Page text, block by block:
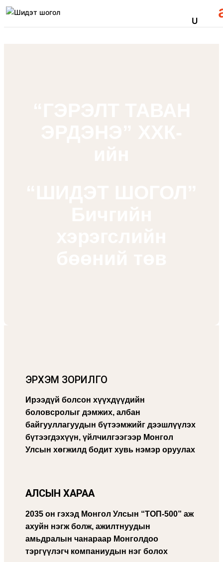
ЭРХЭМ ЗОРИЛГО
Ирээдүй болсон хүүхдүүдийн
боловсролыг дэмжих, албан
байгууллагуудын бүтээмжийг дээшлүүлэх
бүтээгдэхүүн, үйлчилгээгээр Монгол
Улсын хөгжилд бодит хувь нэмэр оруулах
АЛСЫН ХАРАА
2035 он гэхэд Монгол Улсын “ТОП-500” аж
ахуйн нэгжболж, ажилтнуудын
амьдралын чанараар Монголдоо
тэргүүлэгч компаниудын нэг болох